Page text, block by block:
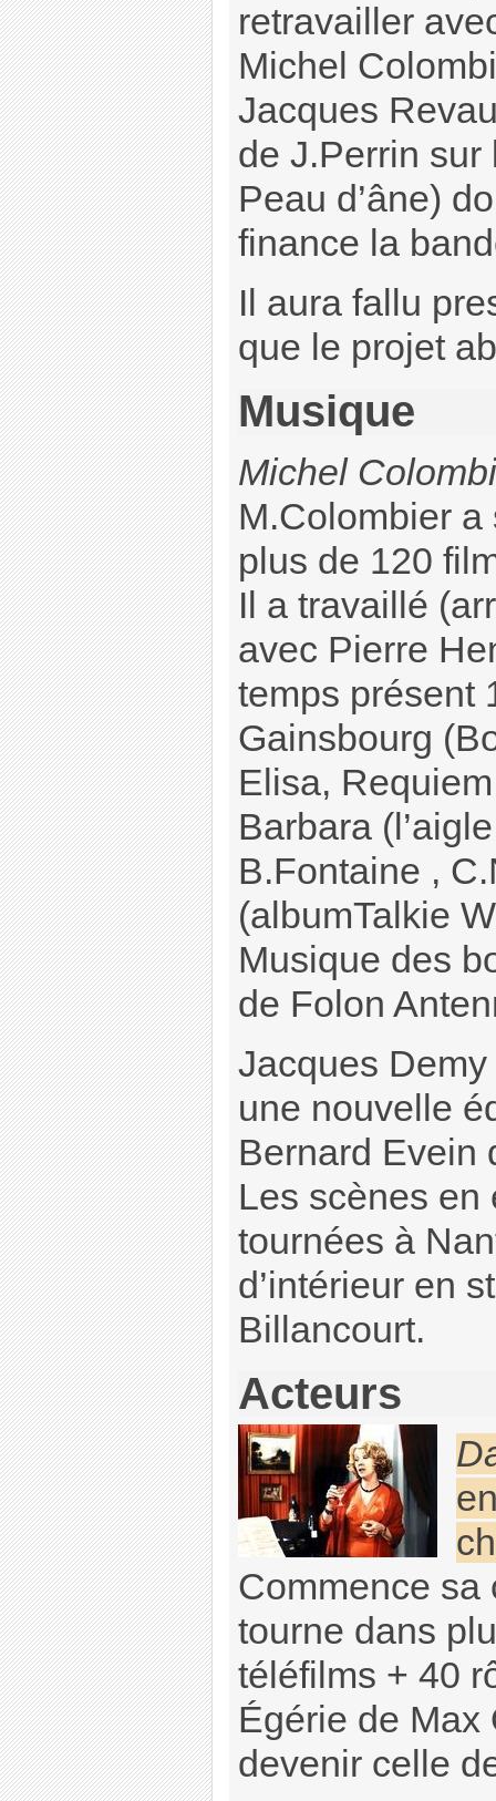
retravailler
Michel
Jacques
de J.Perrin
Peau d’âne)
finance la
Il aura fallu
que le projet
Musique
Michel
M.Colombier
plus de 120
Il a travaillé
avec Pierre
temps présent
Gainsbourg
Elisa,
Barbara
B.Fontaine ,
(albumTalkie
Musique des
de Folon
Jacques
une nouvelle
Bernard Evein
Les scènes en
tournées à
d’intérieur en
Billancourt.
Acteurs
Commence sa
tourne dans
téléfilms + 40
Égérie de Max
devenir celle